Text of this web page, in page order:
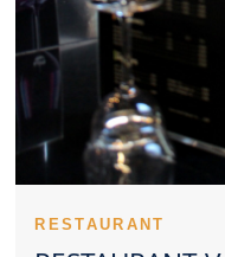
Restaurant Val de Marne
Restaurant Val de Marne
visuel apporté à ses plats.
Val de Marne influence
Restaurant Val de Marne
proposition.
Un Restaurant Val de
sérieux culinaire. La
peut se comprendre dès
Le respect des cuissons
RESTAURANT